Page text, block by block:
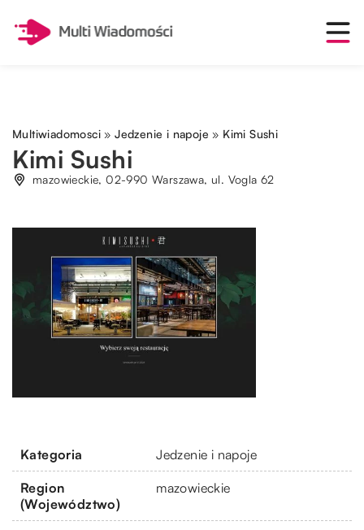
Multiwiadomosci »Jedzenie i napoje » Kimi Sushi
Kimi Sushi
mazowieckie, 02-990 Warszawa, ul. Vogla 62
Kategoria Jedzenie i napoje
Region
(Województwo)
mazowieckie